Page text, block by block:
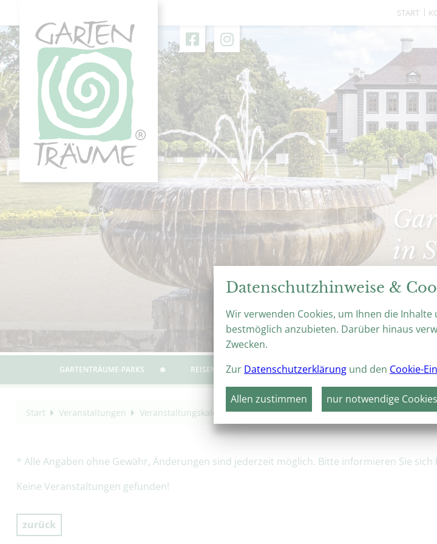
START
in
GARTENTRÄUME-PARKS REISEN & ERLEBEN VERANSTALTUNGEN
Start Veranstaltungen Veranstaltungskalender Turm- und Gewölbeführung
* Alle Angaben ohne Gewähr, Änderungen sind jederzeit möglich. Bitte informieren Sie
Keine Veranstaltungen gefunden!
zurück
Datenschutzhinweise &
Wir verwenden Cookies, um Ihnen die
bestmöglich anzubieten. Darüber hinaus
Zwecken.
Zur Datenschutzerklärung und den Cookie-
Allen zustimmen nur notwendige